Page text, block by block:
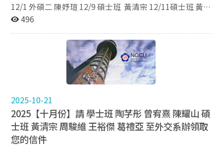
12/1 外碩二 陳妤瑄 12/9 碩士班 黃清宗 12/11碩士班 黃
496
2025-10-21
2025【十月份】請 學士班 陶芓彤 曾宥熹 陳耀山 碩
士班 黃清宗 周駿維 王裕傑 葛禮亞 至外交系辦領取
您的信件